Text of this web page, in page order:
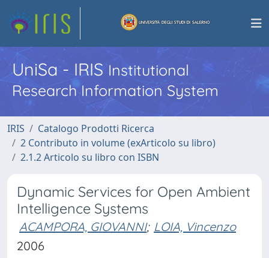
UniSa - IRISInstitutional
Research Information System
IRIS
Catalogo Prodotti Ricerca
2 Contributo in volume (exArticolo su libro)
2.1.2 Articolo su libro con ISBN
Dynamic Services for Open Ambient
Intelligence Systems
ACAMPORA, GIOVANNI; LOIA, Vincenzo
2006